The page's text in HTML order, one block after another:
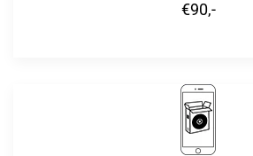
€90,-